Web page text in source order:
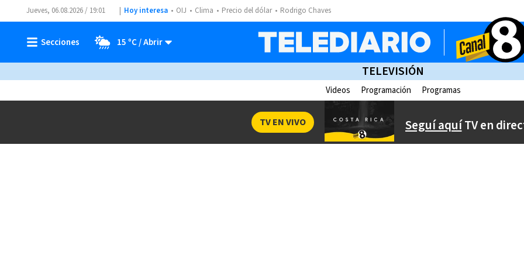
Jueves, 06.08.2026 / 19:01 Hoy interesa OIJ Clima Precio del dólar Rodrigo Chaves
15 ºC
TELEVISIÓN
Videos Programación Programas
Seguí aquíTV en
TV EN VIVO